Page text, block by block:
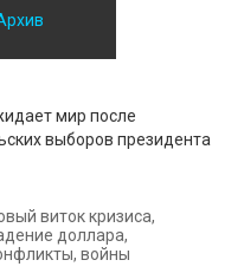
мир после
выборов президента
виток кризиса,
доллара,
войны